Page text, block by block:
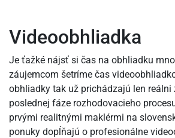
Videoobhliadka
Je ťažké nájsť si čas na obhliadku
záujemcom šetríme čas
obhliadky tak už prichádzajú len reálni
poslednej fáze rozhodovacieho
prvými realitnými maklérmi na
ponuky dopĺňajú o profesionálne